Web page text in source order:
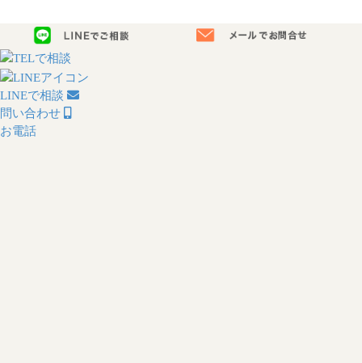
LINEで相談
問い合わせ
お電話